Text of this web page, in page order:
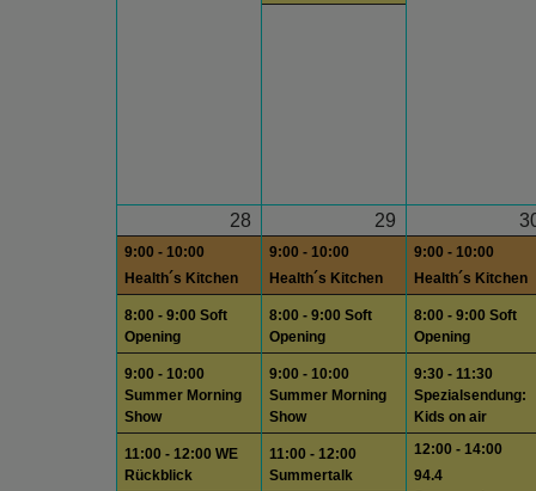
28
9:00 - 10:00
Health´s Kitchen
8:00 - 9:00 Soft
Opening
9:00 - 10:00
Summer Morning
Show
11:00 - 12:00 WE
Rückblick
29
9:00 - 10:00
Health´s Kitchen
8:00 - 9:00 Soft
Opening
9:00 - 10:00
Summer Morning
Show
11:00 - 12:00
Summertalk
9:00 - 10:00
Health´s Kitchen
8:00 - 9:00 Soft
Opening
9:30 - 11:30
Spezialsendung:
Kids on air
12:00 - 14:00
94.4